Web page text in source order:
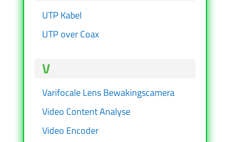
UTP Kabel
UTP over Coax
V
Varifocale Lens Bewakingscamera
Video Content Analyse
Video Encoder